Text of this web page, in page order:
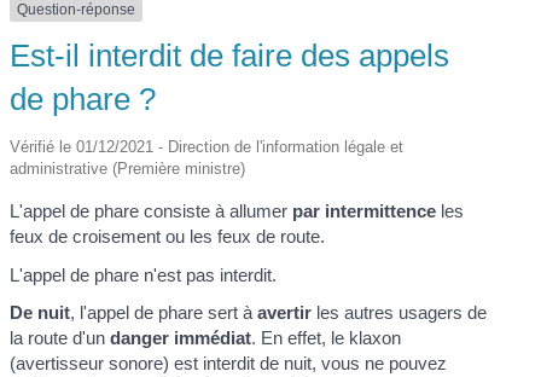
Question-réponse
Est-il interdit de faire des appels
de phare ?
Vérifié le 01/12/2021 - Direction de l'information légale et
administrative (Première ministre)
L'appel de phare consiste à allumer par intermittence les
feux de croisement ou les feux de route.
L'appel de phare n'est pas interdit.
De nuit, l'appel de phare sert àavertir les autres usagers de
la route d'undanger immédiat. En effet, le klaxon
(avertisseur sonore) est interdit de nuit, vous ne pouvez